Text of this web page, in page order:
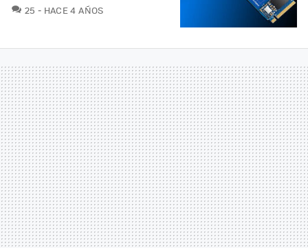
25 COMENTARIOS
HACE 4 AÑOS